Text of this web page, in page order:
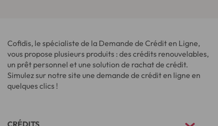
Cofidis, le spécialiste de la Demande de Crédit en Ligne,
vous propose plusieurs produits : des crédits renouvelables,
un prêt personnel et une solution de rachat de crédit.
Simulez sur notre site une demande de crédit en ligne en
quelques clics !
CRÉDITS